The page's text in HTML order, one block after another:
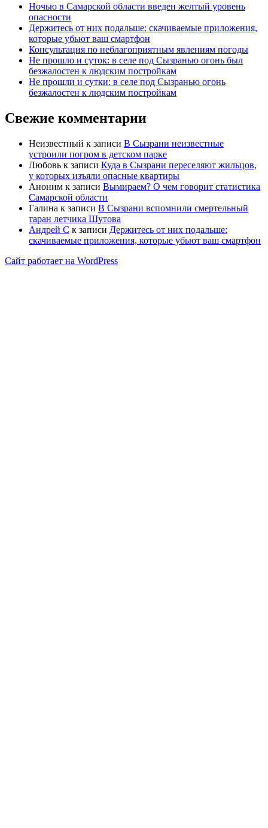
Ночью в Самарской области введен желтый уровень
опасности
Держитесь от них подальше: скачиваемые приложения,
которые убьют ваш смартфон
Консультация по неблагоприятным явлениям погоды
Не прошло и суток: в селе под Сызранью огонь был
безжалостен к людским постройкам
Не прошли и сутки: в селе под Сызранью огонь
безжалостен к людским постройкам
Свежие комментарии
Неизвестный к записи В Сызрани неизвестные
устроили погром в детском парке
Любовь к записи Куда в Сызрани переселяют жильцов,
у которых изъяли опасные квартиры
Аноним к записи Вымираем? О чем говорит статистика
Самарской области
Галина к записи В Сызрани вспомнили смертельный
таран летчика Шутова
Андрей С к записи Держитесь от них подальше:
скачиваемые приложения, которые убьют ваш смартфон
Сайт работает на WordPress